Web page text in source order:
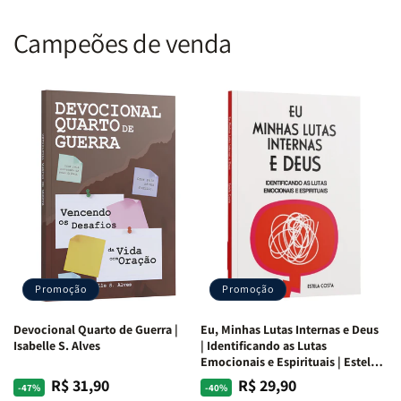
Campeões de venda
Promoção
Devocional Quarto de Guerra |
Isabelle S. Alves
-47%
Preço
PreçoR$ 31,90
Promoção
Eu, Minhas Lutas Internas e Deus
| Identificando as Lutas
Emocionais e Espirituais | Estela
Costa
-40%
Preço
PreçoR$ 29,90